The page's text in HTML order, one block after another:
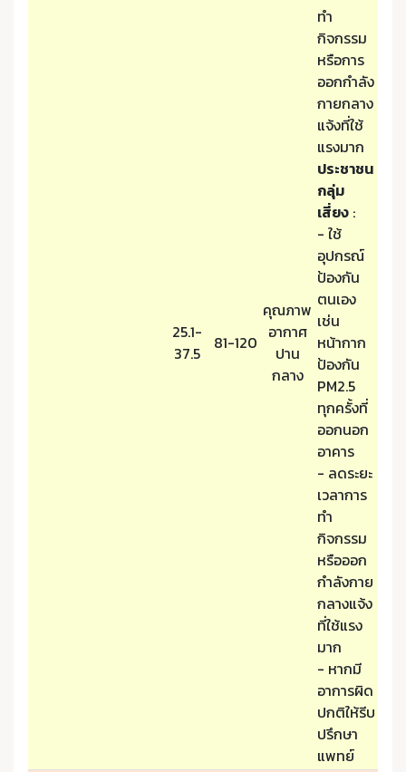
25.1-
37.5
81-120
คุณภาพ
อากาศ
ปาน
กลาง
ทำ
กิจกรรม
หรือการ
ออกกำลัง
กายกลาง
แจ้งที่ใช้
แรงมาก
ประชาชน
กลุ่ม
เสี่ยง :
- ใช้
อุปกรณ์
ป้องกัน
ตนเอง
เช่น
หน้ากาก
ป้องกัน
PM2.5
ทุกครั้งที่
ออกนอก
อาคาร
- ลดระยะ
เวลาการ
ทำ
กิจกรรม
หรือออก
กำลังกาย
กลางแจ้ง
ที่ใช้แรง
มาก
- หากมี
อาการผิด
ปกติให้รีบ
ปรึกษา
แพทย์